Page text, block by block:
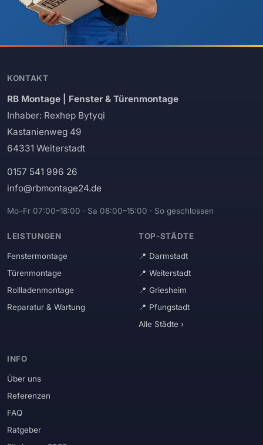
KONTAKT
RB Montage | Fenster & Türenmontage
Inhaber: Rexhep Bytyqi
Kastanienweg 49
64331 Weiterstadt
0157 541 996 26
info@rbmontage24.de
Mo–Fr 07:00–18:00 · Sa 08:00–15:00 · So geschlossen
LEISTUNGEN
Fenstermontage
Türenmontage
Rollladenmontage
Reparatur & Wartung
TOP-STÄDTE
Darmstadt
Weiterstadt
Griesheim
Pfungstadt
Alle Städte ›
INFO
Über uns
Referenzen
FAQ
Ratgeber